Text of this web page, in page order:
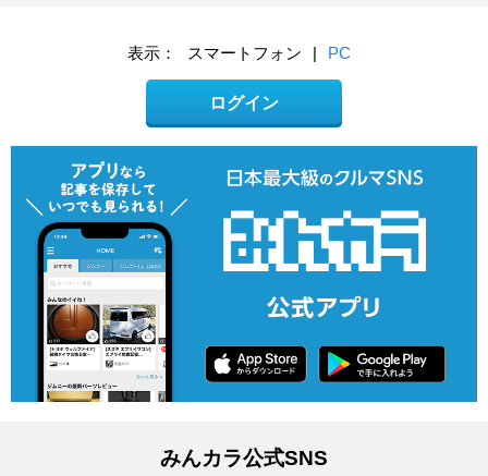
表示： スマートフォン | PC
ログイン
みんカラ公式SNS